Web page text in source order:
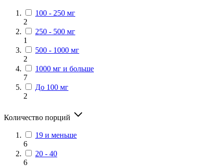
100 - 250 мг
2
250 - 500 мг
1
500 - 1000 мг
2
1000 мг и больше
7
До 100 мг
2
Количество порций
19 и меньше
6
20 - 40
6